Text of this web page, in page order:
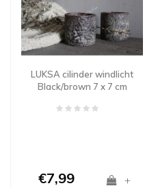
LUKSA cilinder windlicht
Black/brown 7 x 7 cm
€7,99 +